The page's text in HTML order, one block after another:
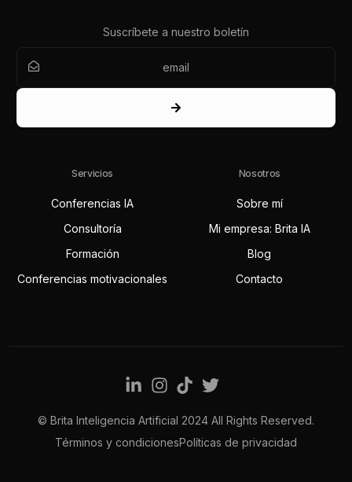
Suscríbete a nuestro boletín
Servicios
Conferencias IA
Consultoría
Formación
Conferencias motivacionales
Nosotros
Sobre mí
Mi empresa: Brita IA
Blog
Contacto
© Brita Inteligencia Artificial 2024 All Rights Reserved.
Términos y condicionesPolíticas de privacidad
Contact